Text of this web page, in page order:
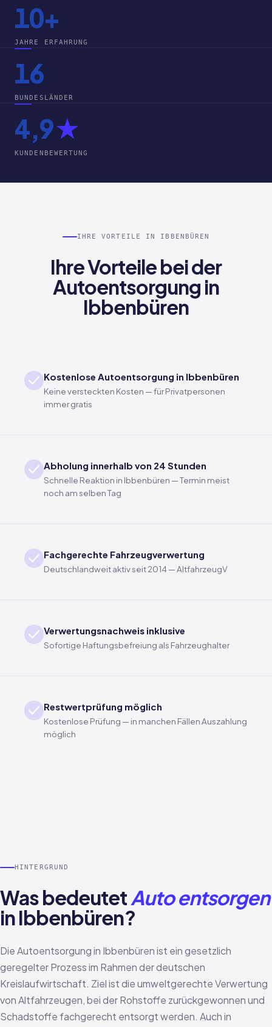
10+
JAHRE ERFAHRUNG
16
BUNDESLÄNDER
4,9★
KUNDENBEWERTUNG
IHRE VORTEILE IN IBBENBÜREN
Ihre Vorteile bei der
Autoentsorgung in
Ibbenbüren
Kostenlose Autoentsorgung in Ibbenbüren
Keine versteckten Kosten — für Privatpersonen
immer gratis
Abholung innerhalb von 24 Stunden
Schnelle Reaktion in Ibbenbüren — Termin meist
noch am selben Tag
Fachgerechte Fahrzeugverwertung
Deutschlandweit aktiv seit 2014 — AltfahrzeugV
Verwertungsnachweis inklusive
Sofortige Haftungsbefreiung als Fahrzeughalter
Restwertprüfung möglich
Kostenlose Prüfung — in manchen Fällen Auszahlung
möglich
HINTERGRUND
Was bedeutetAuto entsorgen
in Ibbenbüren?
Die Autoentsorgung in Ibbenbüren ist ein gesetzlich
geregelter Prozess im Rahmen der deutschen
Kreislaufwirtschaft. Ziel ist die umweltgerechte Verwertung
von Altfahrzeugen, bei der Rohstoffe zurückgewonnen und
Schadstoffe fachgerecht entsorgt werden. Auch in